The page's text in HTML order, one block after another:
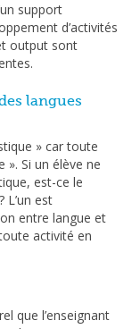
support
d’activités
output sont
langues
» car toute
». Si un élève ne
est-ce le
est
entre langue et
activité en
que l’enseignant